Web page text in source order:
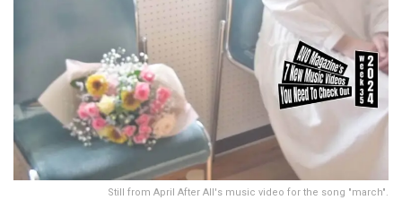
Still from April After All's music video for the song "march".